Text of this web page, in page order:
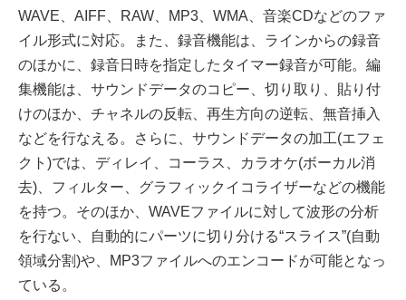
WAVE、AIFF、RAW、MP3、WMA、音楽CDなどのファ
イル形式に対応。また、録音機能は、ラインからの録音
のほかに、録音日時を指定したタイマー録音が可能。編
集機能は、サウンドデータのコピー、切り取り、貼り付
けのほか、チャネルの反転、再生方向の逆転、無音挿入
などを行なえる。さらに、サウンドデータの加工(エフェ
クト)では、ディレイ、コーラス、カラオケ(ボーカル消
去)、フィルター、グラフィックイコライザーなどの機能
を持つ。そのほか、WAVEファイルに対して波形の分析
を行ない、自動的にパーツに切り分ける“スライス”(自動
領域分割)や、MP3ファイルへのエンコードが可能となっ
ている。